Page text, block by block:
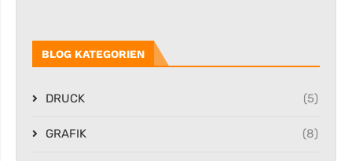
BLOG KATEGORIEN
DRUCK (5)
GRAFIK (8)